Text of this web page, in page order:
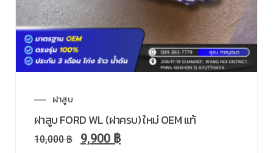
ฝาสูบ
ฝาสูบ FORD WL (ฝาครบ) ใหม่ OEM แท้
10,000฿ 9,900 ฿